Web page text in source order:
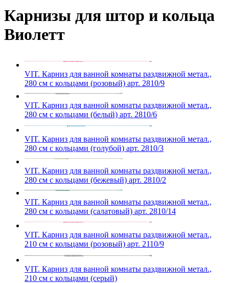
Карнизы для штор и кольца
Виолетт
VIT. Карниз для ванной комнаты раздвижной метал.,
280 см с кольцами (розовый) арт. 2810/9
VIT. Карниз для ванной комнаты раздвижной метал.,
280 см с кольцами (белый) арт. 2810/6
VIT. Карниз для ванной комнаты раздвижной метал.,
280 см с кольцами (голубой) арт. 2810/3
VIT. Карниз для ванной комнаты раздвижной метал.,
280 см с кольцами (бежевый) арт. 2810/2
VIT. Карниз для ванной комнаты раздвижной метал.,
280 см с кольцами (салатовый) арт. 2810/14
VIT. Карниз для ванной комнаты раздвижной метал.,
210 см с кольцами (розовый) арт. 2110/9
VIT. Карниз для ванной комнаты раздвижной метал.,
210 см с кольцами (серый)